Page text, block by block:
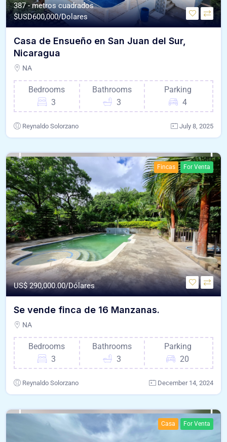
387 - metros cuadrados
$USD600,000/Dolares
Casa de Ensueño en San Juan del Sur,
Nicaragua
NA
Bedrooms
3
Bathrooms
3
Parking
4
Reynaldo Solorzano July 8, 2025
Fincas For Venta
US$290,000.00/Dólares
Se vende finca de 16 Manzanas.
NA
Bedrooms
3
Bathrooms
3
Parking
20
Reynaldo Solorzano December 14, 2024
Casa For Venta